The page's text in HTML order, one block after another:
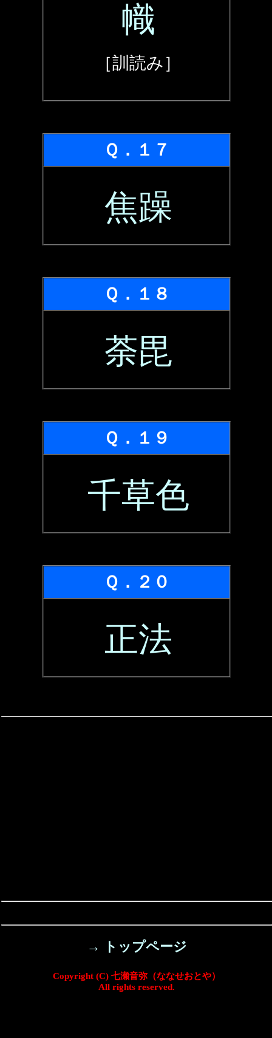
幟
［訓読み］
Ｑ．１７
焦躁
Ｑ．１８
荼毘
Ｑ．１９
千草色
Ｑ．２０
正法
→ トップページ
Copyright (C) 七瀬音弥（ななせおとや）
All rights reserved.